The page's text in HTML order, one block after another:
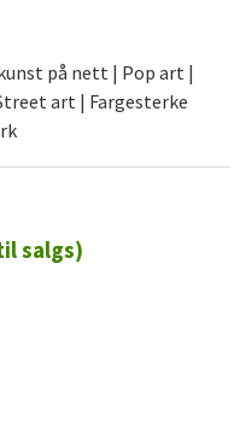
på nett | Pop art |
art | Fargesterke
salgs)